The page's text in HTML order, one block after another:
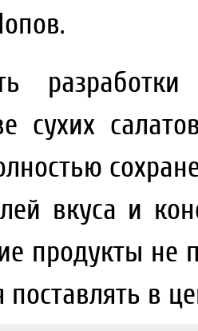
сухих
вкуса и
продукты
поставлять в